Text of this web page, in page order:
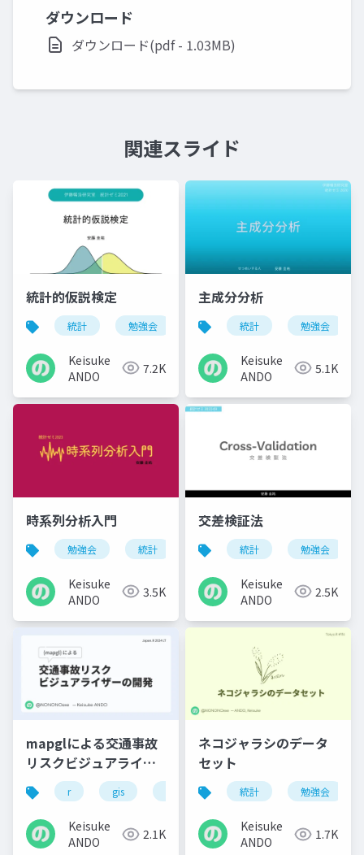
ダウンロード
ダウンロード(pdf - 1.03MB)
関連スライド
統計的仮説検定
統計 勉強会
Keisuke
ANDO
7.2K
主成分分析
統計 勉強会
Keisuke
ANDO
5.1K
時系列分析入門
勉強会 統計
Keisuke
ANDO
3.5K
交差検証法
統計 勉強会
Keisuke
ANDO
2.5K
mapglによる交通事故
リスクビジュアライザ
ーの開発
r gis 交通安全
Keisuke
ANDO
2.1K
ネコジャラシのデータ
セット
統計 勉強会
Keisuke
ANDO
1.7K